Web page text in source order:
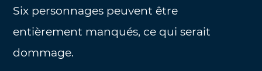
Six personnages peuvent être
entièrement manqués, ce qui serait
dommage.